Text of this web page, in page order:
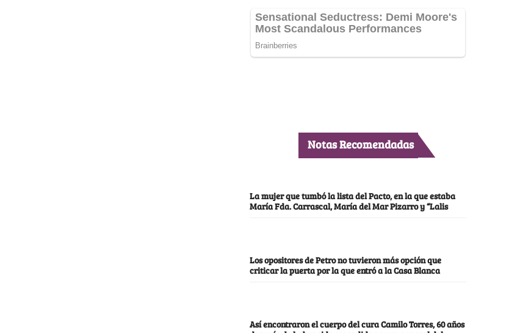
Notas Recomendadas
La mujer que tumbó la lista del Pacto, en la que estaba
María Fda. Carrascal, María del Mar Pizarro y “Lalis
Los opositores de Petro no tuvieron más opción que
criticar la puerta por la que entró a la Casa Blanca
Así encontraron el cuerpo del cura Camilo Torres, 60 años